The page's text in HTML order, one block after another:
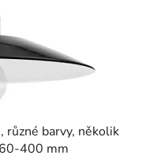
různé barvy, několik
400 mm